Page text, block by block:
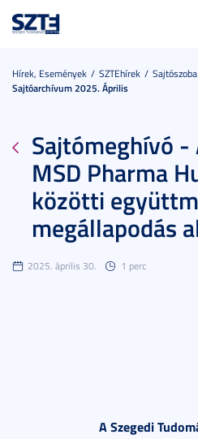
Hírek, Események SZTEhírek Sajtószoba
Sajtóarchívum 2025. Április
Sajtómeghívó -
MSD Pharma
közötti
megállapodás
2025. április 30. 1 perc
A Szegedi